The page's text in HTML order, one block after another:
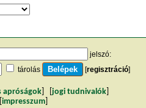
jelszó:
tárolás
[regisztráció]
apróságok jogi tudnivalók
impresszum]